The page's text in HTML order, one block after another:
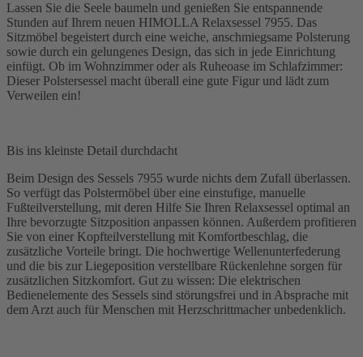
Lassen Sie die Seele baumeln und genießen Sie entspannende
Stunden auf Ihrem neuen HIMOLLA Relaxsessel 7955. Das
Sitzmöbel begeistert durch eine weiche, anschmiegsame Polsterung
sowie durch ein gelungenes Design, das sich in jede Einrichtung
einfügt. Ob im Wohnzimmer oder als Ruheoase im Schlafzimmer:
Dieser Polstersessel macht überall eine gute Figur und lädt zum
Verweilen ein!
Bis ins kleinste Detail durchdacht
Beim Design des Sessels 7955 wurde nichts dem Zufall überlassen.
So verfügt das Polstermöbel über eine einstufige, manuelle
Fußteilverstellung, mit deren Hilfe Sie Ihren Relaxsessel optimal an
Ihre bevorzugte Sitzposition anpassen können. Außerdem profitieren
Sie von einer Kopfteilverstellung mit Komfortbeschlag, die
zusätzliche Vorteile bringt. Die hochwertige Wellenunterfederung
und die bis zur Liegeposition verstellbare Rückenlehne sorgen für
zusätzlichen Sitzkomfort. Gut zu wissen: Die elektrischen
Bedienelemente des Sessels sind störungsfrei und in Absprache mit
dem Arzt auch für Menschen mit Herzschrittmacher unbedenklich.